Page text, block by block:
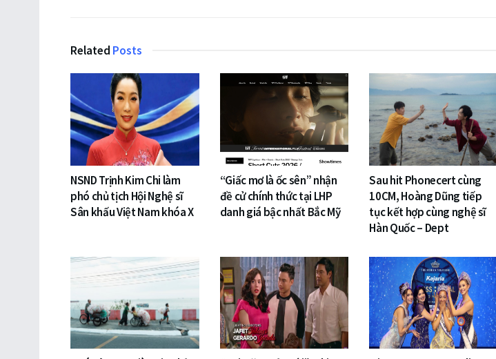
Related Posts
NSND Trịnh Kim Chi làm
phó chủ tịch Hội Nghệ sĩ
Sân khấu Việt Nam khóa X
“Giấc mơ là ốc sên” nhận
đề cử chính thức tại LHP
danh giá bậc nhất Bắc Mỹ
Sau hit Phonecert cùng
10CM, Hoàng Dũng tiếp
tục kết hợp cùng nghệ sĩ
Hàn Quốc – Dept